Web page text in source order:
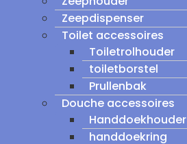
Zeepdispenser
Toilet accessoires
Toiletrolhouder
toiletborstel
Prullenbak
Douche accessoires
Handdoekhouder
handdoekring